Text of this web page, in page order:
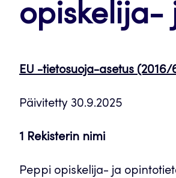
opiskelija-
EU -tietosuoja-asetus (2016/
Päivitetty 30.9.2025
1 Rekisterin nimi
Peppi opiskelija- ja